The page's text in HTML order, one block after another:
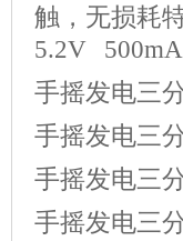
触，无损耗
5.2V 500mA
手摇发电三
手摇发电三
手摇发电三
手摇发电三